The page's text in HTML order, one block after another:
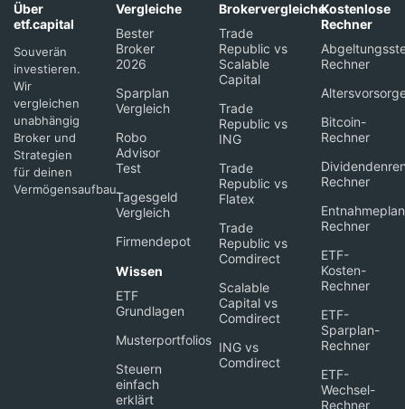
Über
etf.capital
Souverän
investieren.
Wir
vergleichen
unabhängig
Broker und
Strategien
für deinen
Vermögensaufbau.
Vergleiche
Bester
Broker
2026
Sparplan
Vergleich
Robo
Advisor
Test
Tagesgeld
Vergleich
Firmendepot
Wissen
ETF
Grundlagen
Musterportfolios
Steuern
einfach
erklärt
Brokervergleiche
Trade
Republic vs
Scalable
Capital
Trade
Republic vs
ING
Trade
Republic vs
Flatex
Trade
Republic vs
Comdirect
Scalable
Capital vs
Comdirect
ING vs
Comdirect
Kostenlose
Rechner
Rechner
Bitcoin-
Rechner
Rechner
Rechner
ETF-
Kosten-
Rechner
ETF-
Sparplan-
Rechner
ETF-
Wechsel-
Rechner